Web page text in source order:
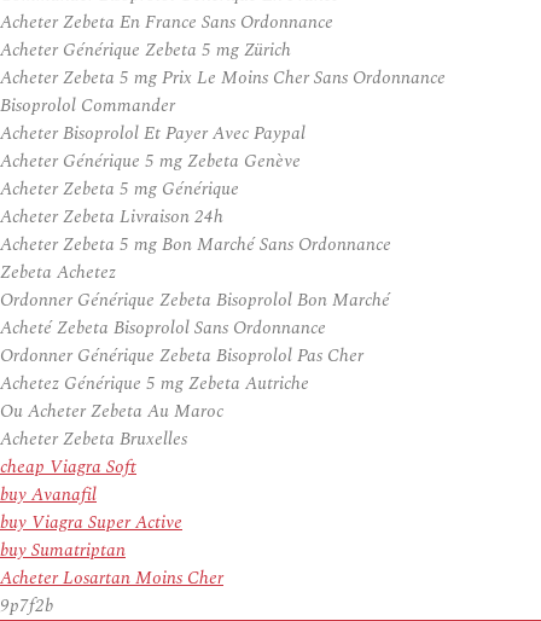
Acheter Zebeta En France Sans Ordonnance
Acheter Générique Zebeta 5 mg Zürich
Acheter Zebeta 5 mg Prix Le Moins Cher Sans Ordonnance
Bisoprolol Commander
Acheter Bisoprolol Et Payer Avec Paypal
Acheter Générique 5 mg Zebeta Genève
Acheter Zebeta 5 mg Générique
Acheter Zebeta Livraison 24h
Acheter Zebeta 5 mg Bon Marché Sans Ordonnance
Zebeta Achetez
Ordonner Générique Zebeta Bisoprolol Bon Marché
Acheté Zebeta Bisoprolol Sans Ordonnance
Ordonner Générique Zebeta Bisoprolol Pas Cher
Achetez Générique 5 mg Zebeta Autriche
Ou Acheter Zebeta Au Maroc
Acheter Zebeta Bruxelles
cheap Viagra Soft
buy Avanafil
buy Viagra Super Active
buy Sumatriptan
Acheter Losartan Moins Cher
9p7f2b